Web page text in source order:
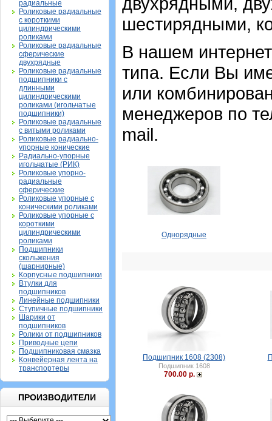
радиальные
Роликовые радиальные
с короткими
цилиндрическими
роликами
Роликовые радиальные
сферические
двухрядные
Роликовые радиальные
подшипники с
длинными
цилиндрическими
роликами (игольчатые
подшипники)
Роликовые радиальные
с витыми роликами
Роликовые радиально-
упорные конические
Радиально-упорные
игольчатые (РИК)
Роликовые упорно-
радиальные
сферические
Роликовые упорные с
коническими роликами
Роликовые упорные с
короткими
цилиндрическими
роликами
Подшипники
скольжения
(шарнирные)
Корпусные подшипники
Втулки для
подшипников
Линейные подшипники
Ступичные подшипники
Шарики от
подшипников
Ролики от подшипников
Приводные цепи
Подшипниковая смазка
Конвейерная лента на
транспортеры
ПРОИЗВОДИТЕЛИ
шестирядными,
В нашем
типа. Если Вы
или
менеджеров по
mail.
Однорядные
Подшипник 1608 (2308)
Подшипник 1608
700.00 р.